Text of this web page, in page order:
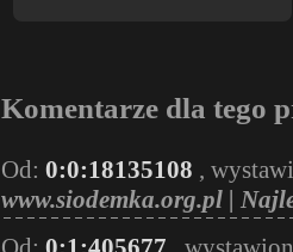
Komentarze dla tego
Od: 0:0:18135108 ,
www.siodemka.org.pl |